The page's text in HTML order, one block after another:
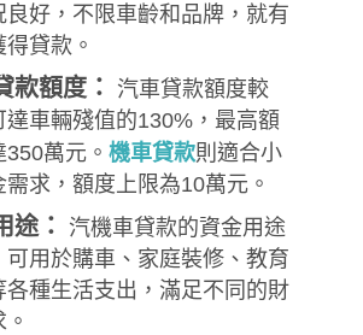
良好，不限車齡和品牌，就有
貸款。
款額度：
汽車貸款額度較
達車輛殘值的130%，最高額
萬元。 機車貸款則適合小
需求，額度上限為10萬元。
途：
汽機車貸款的資金用途
可用於購車、家庭裝修、教育
各種生活支出，滿足不同的財